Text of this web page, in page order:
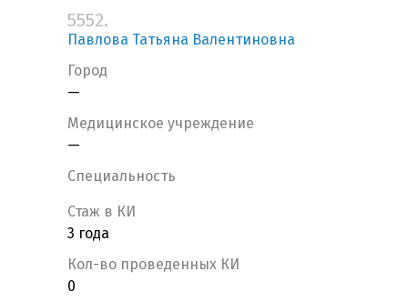
5552.
Павлова Татьяна Валентиновна
Город
—
Медицинское учреждение
—
Специальность
Стаж в КИ
3 года
Кол-во проведенных КИ
0